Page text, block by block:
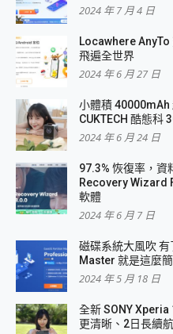
2024 年 7 月 4 日
Locawhere AnyTo
飛遍全世界
2024 年 6 月 27 日
小體積 40000mAh
CUKTECH 酷態科
2024 年 6 月 24 日
97.3% 恢復率，資
Recovery Wizard
軟體
2024 年 6 月 7 日
磁碟系統大風吹
Master 就是這麼
2024 年 5 月 18 日
全新 SONY Xperia
更清晰、2日長續